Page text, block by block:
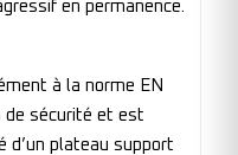
en permanence.
à la norme EN
de sécurité et est
d’un plateau support